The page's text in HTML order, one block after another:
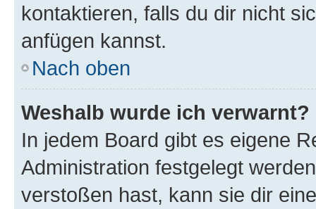
kontaktieren, falls du dir nicht
anfügen kannst.
Nach oben
Weshalb wurde ich verwarnt?
In jedem Board gibt es eigene
Administration festgelegt
verstoßen hast, kann sie dir